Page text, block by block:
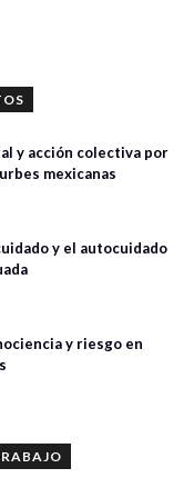
y acción colectiva por
mexicanas
y el autocuidado
y riesgo en